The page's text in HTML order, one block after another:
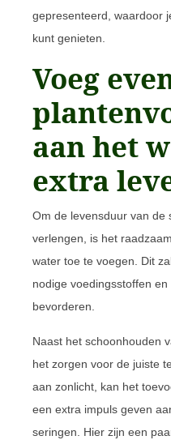
gepresenteerd, waardoor
kunt genieten.
Voeg
aan het
extra
Om de levensduur van de
verlengen, is het
water toe te voegen. Dit
nodige voedingsstoffen
bevorderen.
Naast het schoonhouden
het zorgen voor de juiste
aan zonlicht, kan het
een extra impuls geven
seringen. Hier zijn een